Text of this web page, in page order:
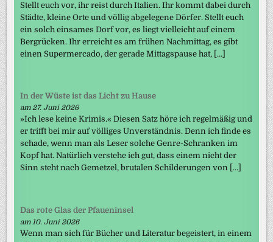
Stellt euch vor, ihr reist durch Italien. Ihr kommt dabei durch
Städte, kleine Orte und völlig abgelegene Dörfer. Stellt euch
ein solch einsames Dorf vor, es liegt vielleicht auf einem
Bergrücken. Ihr erreicht es am frühen Nachmittag, es gibt
einen Supermercado, der gerade Mittagspause hat, […]
In der Wüste ist das Licht zu Hause
am 27. Juni 2026
»Ich lese keine Krimis.« Diesen Satz höre ich regelmäßig und
er trifft bei mir auf völliges Unverständnis. Denn ich finde es
schade, wenn man als Leser solche Genre-Schranken im
Kopf hat. Natürlich verstehe ich gut, dass einem nicht der
Sinn steht nach Gemetzel, brutalen Schilderungen von […]
Das rote Glas der Pfaueninsel
am 10. Juni 2026
Wenn man sich für Bücher und Literatur begeistert, in einem